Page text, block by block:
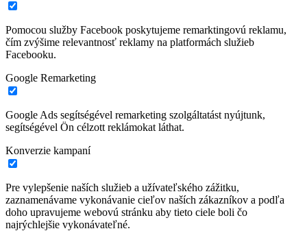
Pomocou služby Facebook poskytujeme remarktingovú reklamu,
čím zvýšime relevantnosť reklamy na platformách služieb
Facebooku.
Google Remarketing
Google Ads segítségével remarketing szolgáltatást nyújtunk,
segítségével Ön célzott reklámokat láthat.
Konverzie kampaní
Pre vylepšenie naších služieb a užívateľského zážitku,
zaznamenávame vykonávanie cieľov naších zákazníkov a podľa
doho upravujeme webovú stránku aby tieto ciele boli čo
najrýchlejšie vykonávateľné.